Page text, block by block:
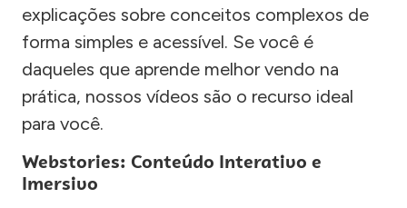
explicações sobre conceitos complexos de
forma simples e acessível. Se você é
daqueles que aprende melhor vendo na
prática, nossos vídeos são o recurso ideal
para você.
Webstories: Conteúdo Interativo e
Imersivo